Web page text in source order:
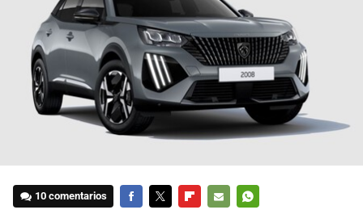
10 comentarios